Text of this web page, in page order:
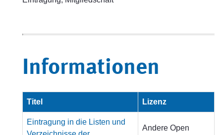
Informationen
Titel Lizenz
Eintragung in die Listen und
Andere Open